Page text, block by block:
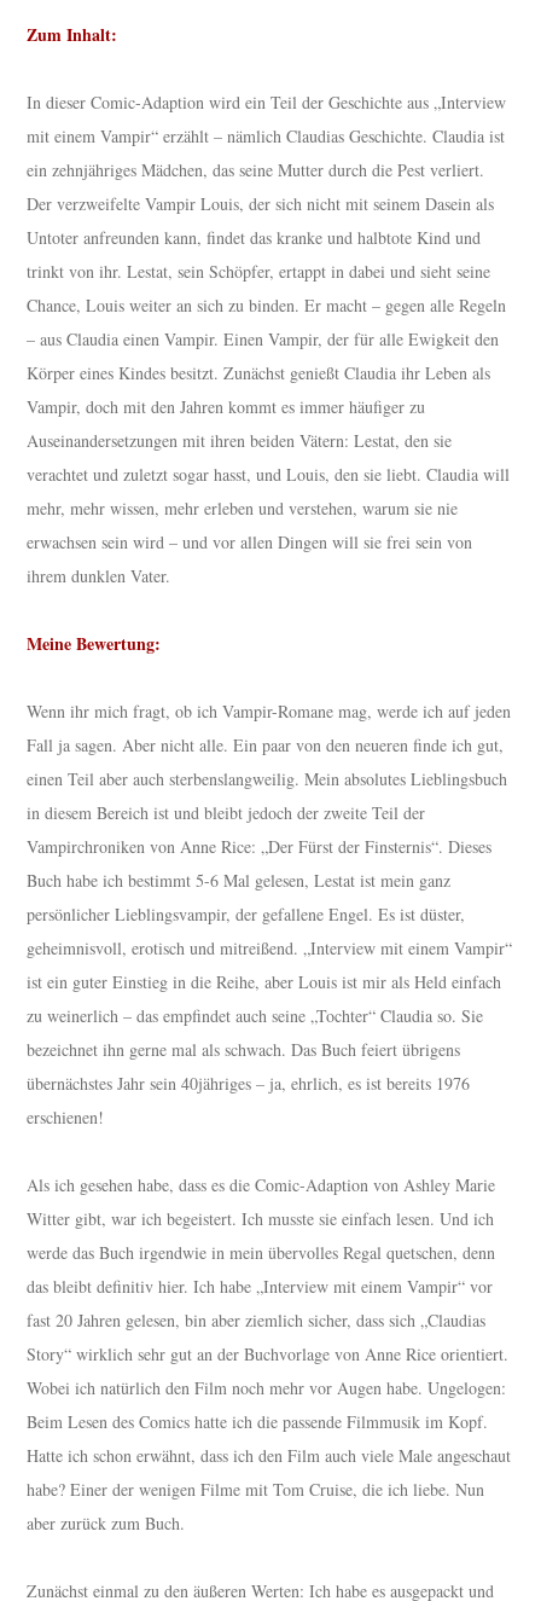
Zum Inhalt:
In dieser Comic-Adaption wird ein Teil der Geschichte aus „Interview
mit einem Vampir“ erzählt – nämlich Claudias Geschichte. Claudia ist
ein zehnjähriges Mädchen, das seine Mutter durch die Pest verliert.
Der verzweifelte Vampir Louis, der sich nicht mit seinem Dasein als
Untoter anfreunden kann, findet das kranke und halbtote Kind und
trinkt von ihr. Lestat, sein Schöpfer, ertappt in dabei und sieht seine
Chance, Louis weiter an sich zu binden. Er macht – gegen alle Regeln
– aus Claudia einen Vampir. Einen Vampir, der für alle Ewigkeit den
Körper eines Kindes besitzt. Zunächst genießt Claudia ihr Leben als
Vampir, doch mit den Jahren kommt es immer häufiger zu
Auseinandersetzungen mit ihren beiden Vätern: Lestat, den sie
verachtet und zuletzt sogar hasst, und Louis, den sie liebt. Claudia will
mehr, mehr wissen, mehr erleben und verstehen, warum sie nie
erwachsen sein wird – und vor allen Dingen will sie frei sein von
ihrem dunklen Vater.
Meine Bewertung:
Wenn ihr mich fragt, ob ich Vampir-Romane mag, werde ich auf jeden
Fall ja sagen. Aber nicht alle. Ein paar von den neueren finde ich gut,
einen Teil aber auch sterbenslangweilig. Mein absolutes Lieblingsbuch
in diesem Bereich ist und bleibt jedoch der zweite Teil der
Vampirchroniken von Anne Rice: „Der Fürst der Finsternis“. Dieses
Buch habe ich bestimmt 5-6 Mal gelesen, Lestat ist mein ganz
persönlicher Lieblingsvampir, der gefallene Engel. Es ist düster,
geheimnisvoll, erotisch und mitreißend. „Interview mit einem Vampir“
ist ein guter Einstieg in die Reihe, aber Louis ist mir als Held einfach
zu weinerlich – das empfindet auch seine „Tochter“ Claudia so. Sie
bezeichnet ihn gerne mal als schwach. Das Buch feiert übrigens
übernächstes Jahr sein 40jähriges – ja, ehrlich, es ist bereits 1976
erschienen!
Als ich gesehen habe, dass es die Comic-Adaption von Ashley Marie
Witter gibt, war ich begeistert. Ich musste sie einfach lesen. Und ich
werde das Buch irgendwie in mein übervolles Regal quetschen, denn
das bleibt definitiv hier. Ich habe „Interview mit einem Vampir“ vor
fast 20 Jahren gelesen, bin aber ziemlich sicher, dass sich „Claudias
Story“ wirklich sehr gut an der Buchvorlage von Anne Rice orientiert.
Wobei ich natürlich den Film noch mehr vor Augen habe. Ungelogen:
Beim Lesen des Comics hatte ich die passende Filmmusik im Kopf.
Hatte ich schon erwähnt, dass ich den Film auch viele Male angeschaut
habe? Einer der wenigen Filme mit Tom Cruise, die ich liebe. Nun
aber zurück zum Buch.
Zunächst einmal zu den äußeren Werten: Ich habe es ausgepackt und